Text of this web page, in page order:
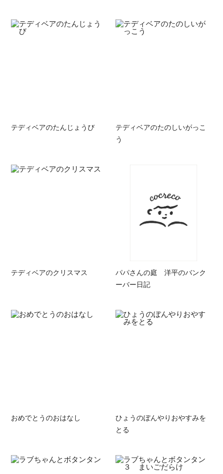
テディベアのたんじょうび
テディベアのたのしいがっこ
う
テディベアのクリスマス
パパさんの庭 洋平のバンク
ーバー日記
おめでとうのおはなし
ひょうのぼんやりおやすみを
とる